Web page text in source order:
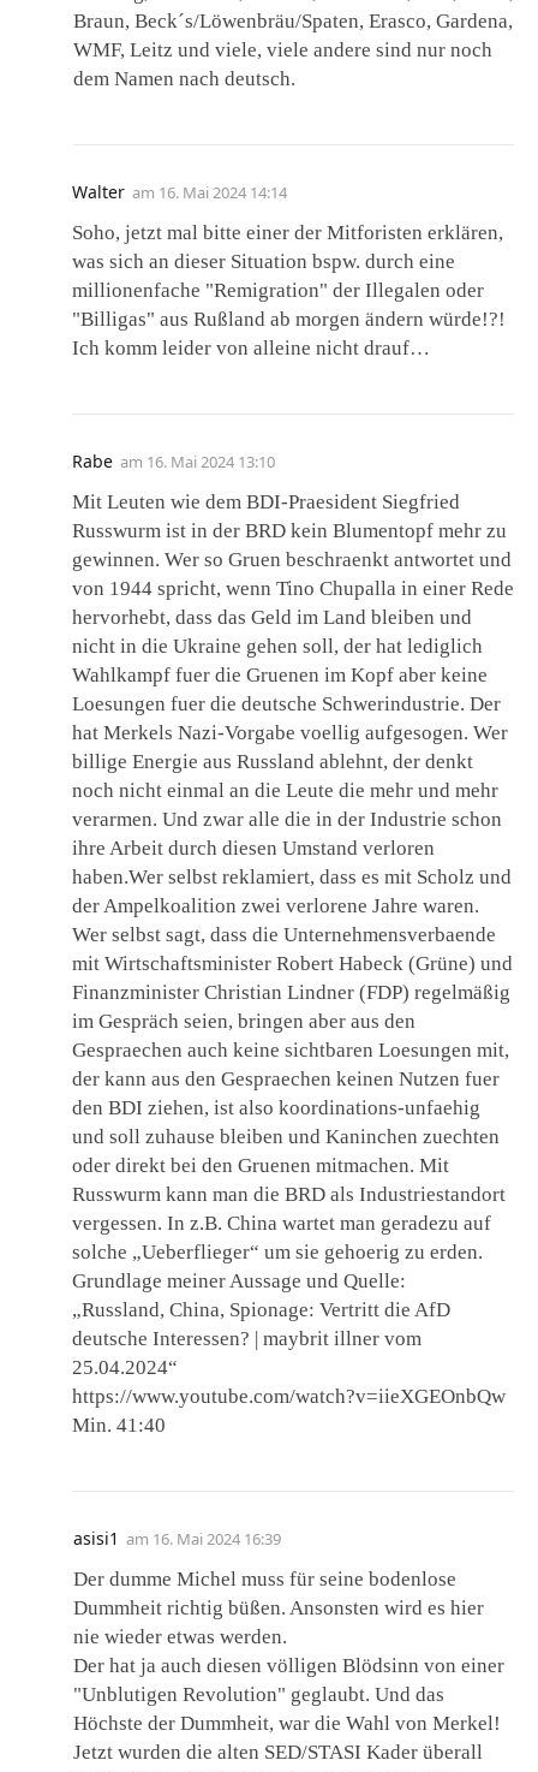
Braun, Beck´s/Löwenbräu/Spaten, Erasco, Gardena,
WMF, Leitz und viele, viele andere sind nur noch
dem Namen nach deutsch.
Walter am 16. Mai 2024 14:14
Soho, jetzt mal bitte einer der Mitforisten erklären,
was sich an dieser Situation bspw. durch eine
millionenfache "Remigration" der Illegalen oder
"Billigas" aus Rußland ab morgen ändern würde!?!
Ich komm leider von alleine nicht drauf…
Rabe am 16. Mai 2024 13:10
Mit Leuten wie dem BDI-Praesident Siegfried
Russwurm ist in der BRD kein Blumentopf mehr zu
gewinnen. Wer so Gruen beschraenkt antwortet und
von 1944 spricht, wenn Tino Chupalla in einer Rede
hervorhebt, dass das Geld im Land bleiben und
nicht in die Ukraine gehen soll, der hat lediglich
Wahlkampf fuer die Gruenen im Kopf aber keine
Loesungen fuer die deutsche Schwerindustrie. Der
hat Merkels Nazi-Vorgabe voellig aufgesogen. Wer
billige Energie aus Russland ablehnt, der denkt
noch nicht einmal an die Leute die mehr und mehr
verarmen. Und zwar alle die in der Industrie schon
ihre Arbeit durch diesen Umstand verloren
haben.Wer selbst reklamiert, dass es mit Scholz und
der Ampelkoalition zwei verlorene Jahre waren.
Wer selbst sagt, dass die Unternehmensverbaende
mit Wirtschaftsminister Robert Habeck (Grüne) und
Finanzminister Christian Lindner (FDP) regelmäßig
im Gespräch seien, bringen aber aus den
Gespraechen auch keine sichtbaren Loesungen mit,
der kann aus den Gespraechen keinen Nutzen fuer
den BDI ziehen, ist also koordinations-unfaehig
und soll zuhause bleiben und Kaninchen zuechten
oder direkt bei den Gruenen mitmachen. Mit
Russwurm kann man die BRD als Industriestandort
vergessen. In z.B. China wartet man geradezu auf
solche „Ueberflieger“ um sie gehoerig zu erden.
Grundlage meiner Aussage und Quelle:
„Russland, China, Spionage: Vertritt die AfD
deutsche Interessen? | maybrit illner vom
25.04.2024“
https://www.youtube.com/watch?v=iieXGEOnbQw
Min. 41:40
asisi1 am 16. Mai 2024 16:39
Der dumme Michel muss für seine bodenlose
Dummheit richtig büßen. Ansonsten wird es hier
nie wieder etwas werden.
Der hat ja auch diesen völligen Blödsinn von einer
"Unblutigen Revolution" geglaubt. Und das
Höchste der Dummheit, war die Wahl von Merkel!
Jetzt wurden die alten SED/STASI Kader überall